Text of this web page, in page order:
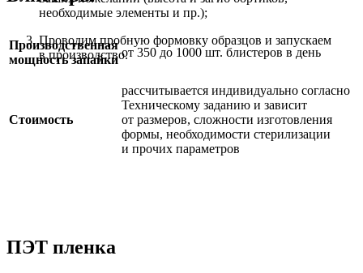
необходимые элементы и пр.);
Проводим пробную формовку образцов и запускаем
в производство.
Производственная
мощность запайки
от 350 до 1000 шт. блистеров в день
Стоимость
рассчитывается индивидуально согласно
Техническому заданию и зависит
от размеров, сложности изготовления
формы, необходимости стерилизации
и прочих параметров
ПЭТ пленка